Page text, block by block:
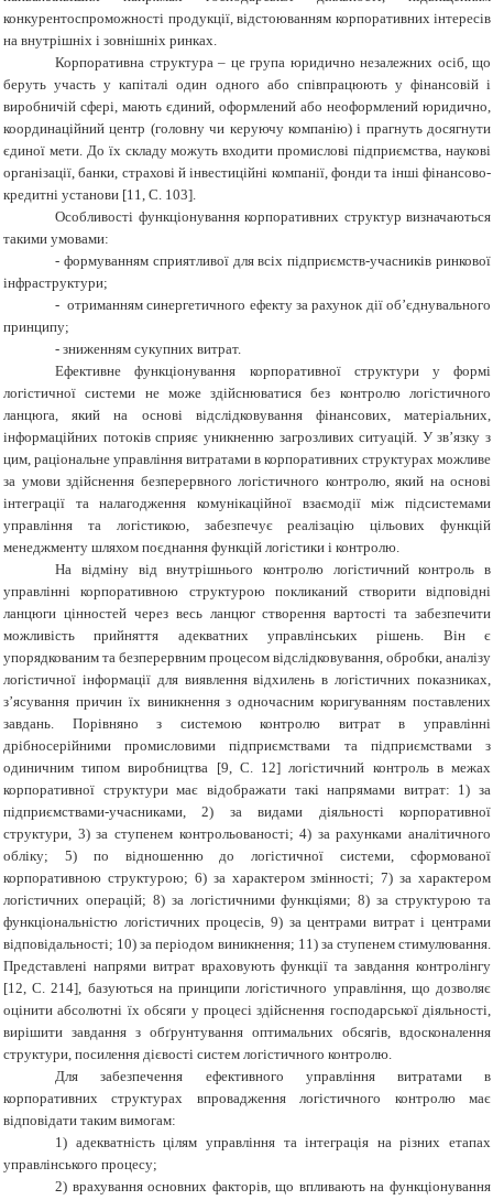
конкурентоспроможності продукції, відстоюванням корпоративних інтересів
на внутрішніх і зовнішніх ринках.
Корпоративна структура – це група юридично незалежних осіб, що
беруть участь у капіталі один одного або співпрацюють у фінансовій і
виробничій сфері, мають єдиний, оформлений або неоформлений юридично,
координаційний центр (головну чи керуючу компанію) і прагнуть досягнути
єдиної мети. До їх складу можуть входити промислові підприємства, наукові
організації, банки, страхові й інвестиційні компанії, фонди та інші фінансово-
кредитні установи [11, С. 103].
Особливості функціонування корпоративних структур визначаються
такими умовами:
- формуванням сприятливої для всіх підприємств-учасників ринкової
інфраструктури;
- отриманням синергетичного ефекту за рахунок дії об’єднувального
принципу;
- зниженням сукупних витрат.
Ефективне функціонування корпоративної структури у формі
логістичної системи не може здійснюватися без контролю логістичного
ланцюга, який на основі відслідковування фінансових, матеріальних,
інформаційних потоків сприяє уникненню загрозливих ситуацій. У зв’язку з
цим, раціональне управління витратами в корпоративних структурах можливе
за умови здійснення безперервного логістичного контролю, який на основі
інтеграції та налагодження комунікаційної взаємодії між підсистемами
управління та логістикою, забезпечує реалізацію цільових функцій
менеджменту шляхом поєднання функцій логістики і контролю.
На відміну від внутрішнього контролю логістичний контроль в
управлінні корпоративною структурою покликаний створити відповідні
ланцюги цінностей через весь ланцюг створення вартості та забезпечити
можливість прийняття адекватних управлінських рішень. Він є
упорядкованим та безперервним процесом відслідковування, обробки, аналізу
логістичної інформації для виявлення відхилень в логістичних показниках,
з’ясування причин їх виникнення з одночасним коригуванням поставлених
завдань. Порівняно з системою контролю витрат в управлінні
дрібносерійними промисловими підприємствами та підприємствами з
одиничним типом виробництва [9, С. 12] логістичний контроль в межах
корпоративної структури має відображати такі напрямами витрат: 1) за
підприємствами-учасниками, 2) за видами діяльності корпоративної
структури, 3) за ступенем контрольованості; 4) за рахунками аналітичного
обліку; 5) по відношенню до логістичної системи, сформованої
корпоративною структурою; 6) за характером змінності; 7) за характером
логістичних операцій; 8) за логістичними функціями; 8) за структурою та
функціональністю логістичних процесів, 9) за центрами витрат і центрами
відповідальності; 10) за періодом виникнення; 11) за ступенем стимулювання.
Представлені напрями витрат враховують функції та завдання контролінгу
[12, С. 214], базуються на принципи логістичного управління, що дозволяє
оцінити абсолютні їх обсяги у процесі здійснення господарської діяльності,
вирішити завдання з обґрунтування оптимальних обсягів, вдосконалення
структури, посилення дієвості систем логістичного контролю.
Для забезпечення ефективного управління витратами в
корпоративних структурах впровадження логістичного контролю має
відповідати таким вимогам:
1) адекватність цілям управління та інтеграція на різних етапах
управлінського процесу;
2) врахування основних факторів, що впливають на функціонування